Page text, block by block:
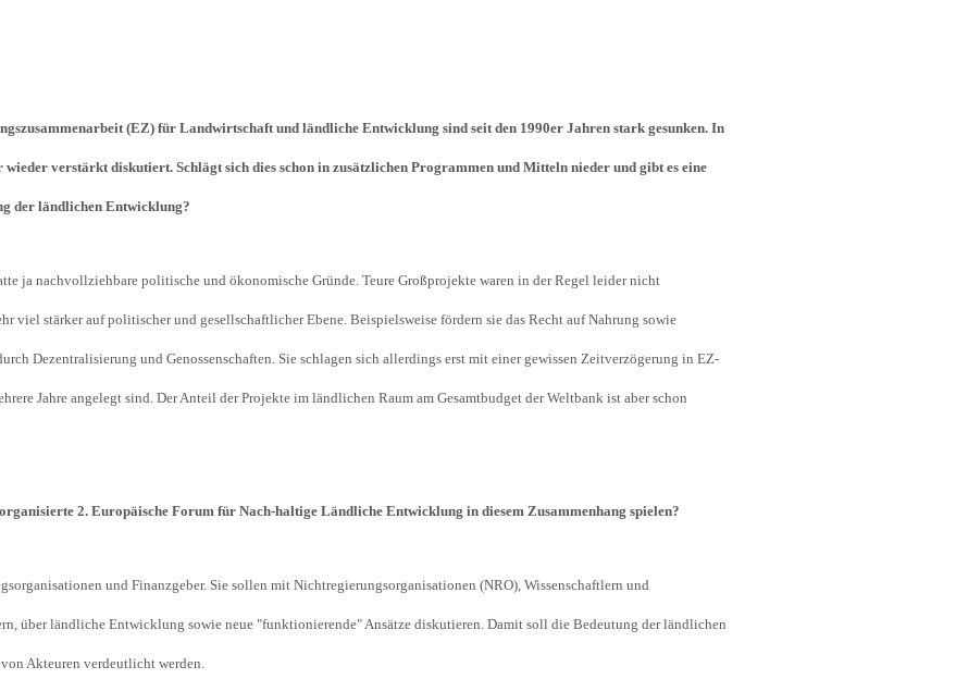
Zukunftsfähige Digitalisierung
Klima- und Umweltklagen
Zukunftsklage
(EZ) für Landwirtschaft und ländliche Entwicklung sind seit den 1990er Jahren stark gesunken. In
verstärkt diskutiert. Schlägt sich dies schon in zusätzlichen Programmen und Mitteln nieder und gibt es eine
der ländlichen Entwicklung?
ja nachvollziehbare politische und ökonomische Gründe. Teure Großprojekte waren in der Regel leider nicht
viel stärker auf politischer und gesellschaftlicher Ebene. Beispielsweise fördern sie das Recht auf Nahrung sowie
Dezentralisierung und Genossenschaften. Sie schlagen sich allerdings erst mit einer gewissen Zeitverzögerung in EZ-
Jahre angelegt sind. Der Anteil der Projekte im ländlichen Raum am Gesamtbudget der Weltbank ist aber schon
2. Europäische Forum für Nach-haltige Ländliche Entwicklung in diesem Zusammenhang spielen?
und Finanzgeber. Sie sollen mit Nichtregierungsorganisationen (NRO), Wissenschaftlern und
über ländliche Entwicklung sowie neue "funktionierende" Ansätze diskutieren. Damit soll die Bedeutung der ländlichen
Akteuren verdeutlicht werden.